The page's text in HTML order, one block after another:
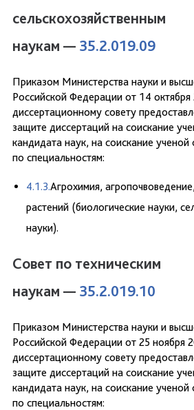
сельскохозяйственным
наукам — 35.2.019.09
Приказом Министерства науки и
Российской Федерации от 14
диссертационному совету
защите диссертаций на соискание
кандидата наук, на соискание ученой
по специальностям:
4.1.3.Агрохимия,
растений (биологические науки,
науки).
Совет по техническим
наукам — 35.2.019.10
Приказом Министерства науки и
Российской Федерации от 25 ноября
диссертационному совету
защите диссертаций на соискание
кандидата наук, на соискание ученой
по специальностям: